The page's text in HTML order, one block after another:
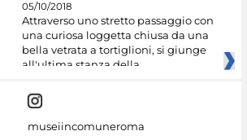
05/10/2018
Attraverso uno stretto passaggio con
una curiosa loggetta chiusa da una
bella vetrata a tortiglioni, si giunge
all'ultima stanza della
museiincomuneroma